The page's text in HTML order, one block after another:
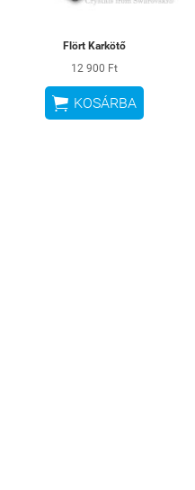
Flört Karkötő
12 900 Ft
 KOSÁRBA